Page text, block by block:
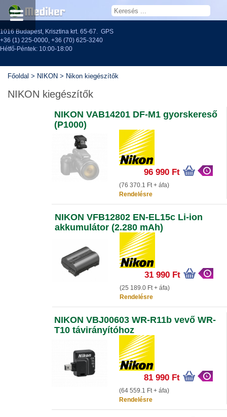
1016 Budapest, Krisztina krt. 65-67. GPS
+36 (1) 225-0000, +36 (70) 625-3240
Hétfő-Péntek: 10:00-18:00
Főoldal > NIKON > Nikon kiegészítők
NIKON kiegészítők
NIKON VAB14201 DF-M1 gyorskereső
(P1000)
96 990 Ft
(76 370.1 Ft + áfa)
Rendelésre
NIKON VFB12802 EN-EL15c Li-ion
akkumulátor (2.280 mAh)
31 990 Ft
(25 189.0 Ft + áfa)
Rendelésre
NIKON VBJ00603 WR-R11b vevő WR-
T10 távirányítóhoz
81 990 Ft
(64 559.1 Ft + áfa)
Rendelésre